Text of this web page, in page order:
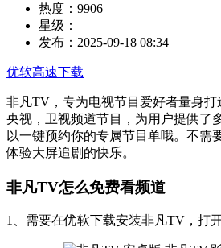
热度： 9906
星级：
发布： 2025-09-18 08:34
优软高速下载
非凡TV，专为电视节目爱好者量身
央视，卫视频道节目，为用户提供了
以一键预约你的专属节目单哦。不需
体验大屏追剧的快乐。
非凡TV怎么免费看频道
1、需要在优软下载安装非凡TV，打开